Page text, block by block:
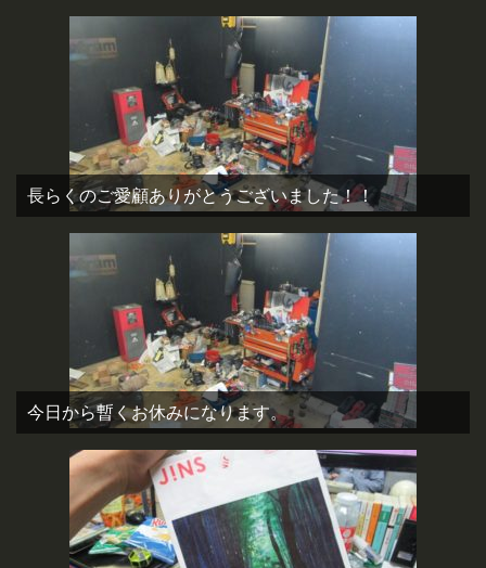
長らくのご愛顧ありがとうございました！！
今日から暫くお休みになります。